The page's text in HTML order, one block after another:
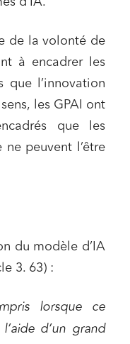
de la volonté de
à encadrer les
que l’innovation
les GPAI ont
que les
ne peuvent l’être
du modèle d’IA
3. 63) :
lorsque ce
d’un grand